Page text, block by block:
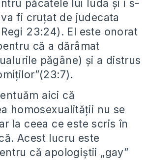
păcatele lui Iuda și i s-
fi cruțat de judecata
23:24). El este onorat
că a dărâmat
păgâne) și a distrus
aici că
homosexualității nu se
la ceea ce este scris în
Acest lucru este
că apologiștii „gay”